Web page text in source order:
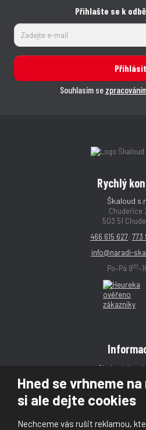
Hned se vrhneme
si ale dejte cookies
Nechceme vás rušit reklamou,
Přihlašte se k
Přihlásit
Souhlasím se
Rychlý
Škaloud
Chudeřice
503 51
466 615 627; 773
info@naradi-
Po–Pá 900
Obchodní
Magazín